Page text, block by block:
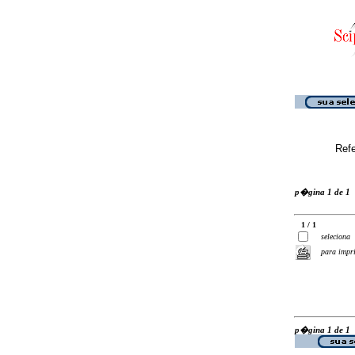
p�gina 1 de 1
1 / 1
seleciona
para
p�gina 1 de 1